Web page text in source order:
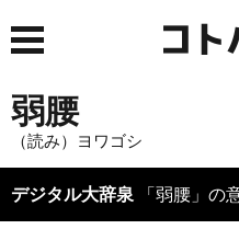
弱腰
（読み）ヨワゴシ
デジタル大辞泉 「弱腰」の